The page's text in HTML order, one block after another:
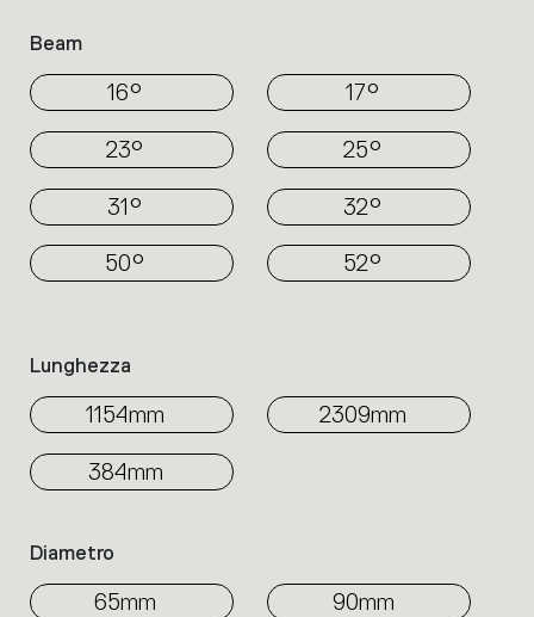
Beam
16° 17°
23° 25°
31° 32°
50° 52°
Lunghezza
1154mm 2309mm
384mm
Diametro
65mm 90mm